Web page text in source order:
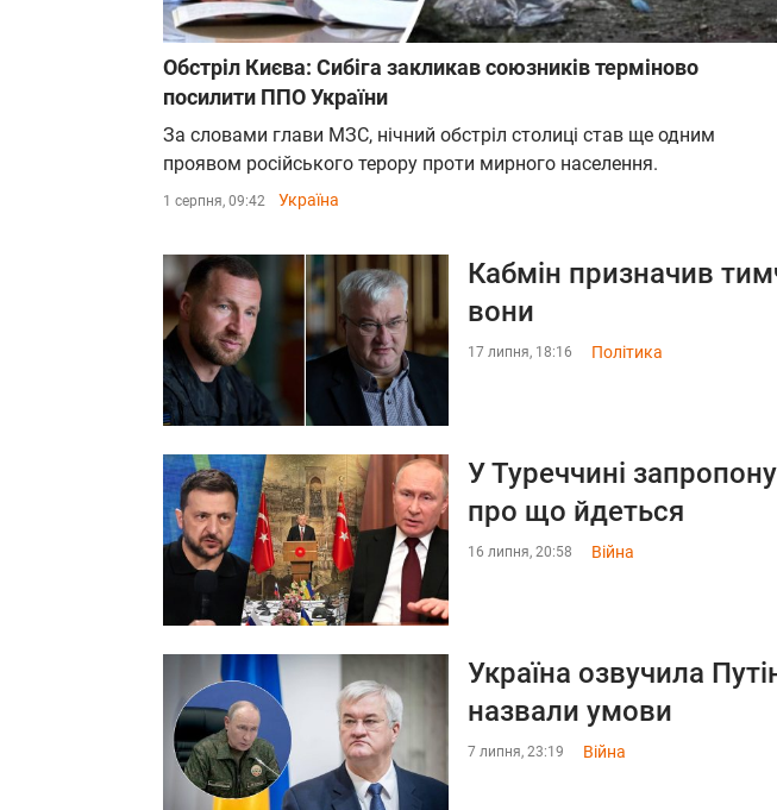
Обстріл Києва: Сибіга закликав союзників терміново
посилити ППО України
За словами глави МЗС, нічний обстріл столиці став ще одним
проявом російського терору проти мирного населення.
1 серпня, 09:42 Україна
Кабмін призначив
вони
17 липня, 18:16 Політика
У Туреччині
про що йдеться
16 липня, 20:58 Війна
Україна озвучила
назвали умови
7 липня, 23:19 Війна